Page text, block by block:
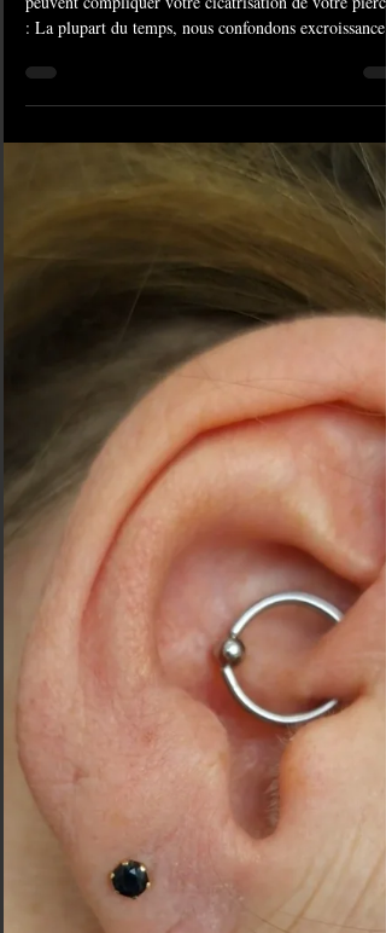
16 janv. 1 min de lecture
#1410 Les excroissances |
American Body Art
American Body Art vous présente les excroissances
peuvent compliquer votre cicatrisation de votre
: La plupart du temps, nous confondons excroissance
chéloïde, alors que ces deux choses sont bien
et sont à traiter différemment. Une Excroissance est
réaction de la peau dû à plusieurs facteurs : irritation,
frottement répété, mauvais suivis des soins, pose d’un
bijou inadapté, etc. Une excroissance peut être soignée
grâce aux soins qui peuvent êt